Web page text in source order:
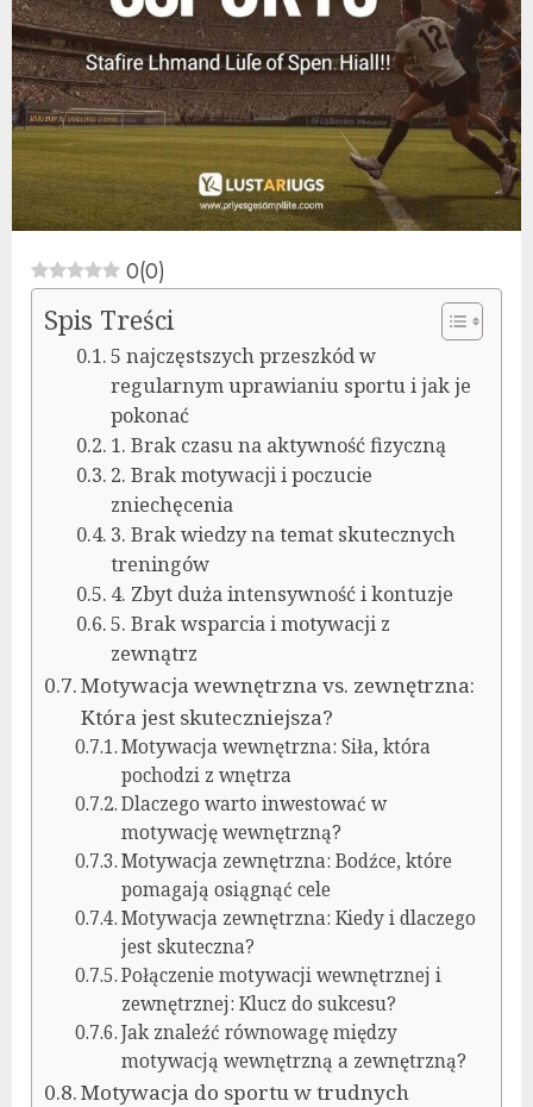
0(0)
Spis Treści
5 najczęstszych przeszkód w
regularnym uprawianiu sportu i jak je
pokonać
1. Brak czasu na aktywność fizyczną
2. Brak motywacji i poczucie
zniechęcenia
3. Brak wiedzy na temat skutecznych
treningów
4. Zbyt duża intensywność i kontuzje
5. Brak wsparcia i motywacji z
zewnątrz
Motywacja wewnętrzna vs. zewnętrzna:
Która jest skuteczniejsza?
Motywacja wewnętrzna: Siła, która
pochodzi z wnętrza
Dlaczego warto inwestować w
motywację wewnętrzną?
Motywacja zewnętrzna: Bodźce, które
pomagają osiągnąć cele
Motywacja zewnętrzna: Kiedy i dlaczego
jest skuteczna?
Połączenie motywacji wewnętrznej i
zewnętrznej: Klucz do sukcesu?
Jak znaleźć równowagę między
motywacją wewnętrzną a zewnętrzną?
Motywacja do sportu w trudnych